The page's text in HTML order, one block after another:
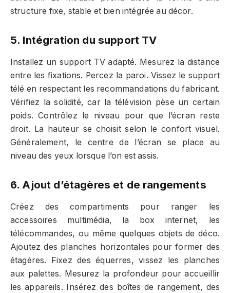
structure fixe, stable et bien intégrée au décor.
5. Intégration du support TV
Installez un support TV adapté. Mesurez la distance
entre les fixations. Percez la paroi. Vissez le support
télé en respectant les recommandations du fabricant.
Vérifiez la solidité, car la télévision pèse un certain
poids. Contrôlez le niveau pour que l’écran reste
droit. La hauteur se choisit selon le confort visuel.
Généralement, le centre de l’écran se place au
niveau des yeux lorsque l’on est assis.
6. Ajout d’étagères et de rangements
Créez des compartiments pour ranger les
accessoires multimédia, la box internet, les
télécommandes, ou même quelques objets de déco.
Ajoutez des planches horizontales pour former des
étagères. Fixez des équerres, vissez les planches
aux palettes. Mesurez la profondeur pour accueillir
les appareils. Insérez des boîtes de rangement, des